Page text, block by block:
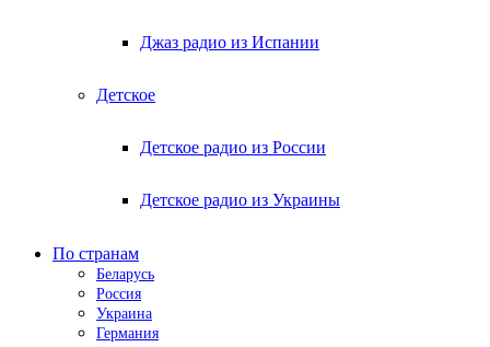
Джаз радио из Испании
Детское
Детское радио из России
Детское радио из Украины
По странам
Беларусь
Россия
Украина
Германия